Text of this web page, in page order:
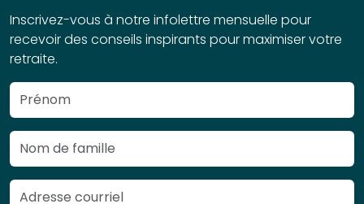
Inscrivez-vous à notre infolettre mensuelle pour
recevoir des conseils inspirants pour maximiser votre
retraite.